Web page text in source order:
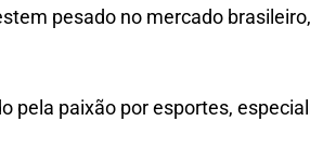
pesado no mercado
pela paixão por esportes,